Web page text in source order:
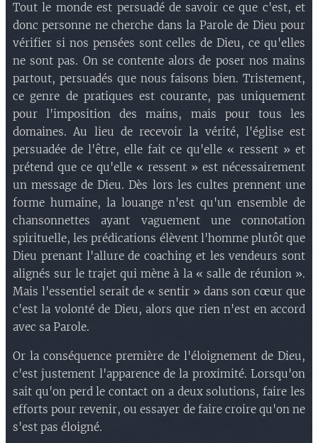
Tout le monde est persuadé de savoir ce que c'est, et
donc personne ne cherche dans la Parole de Dieu pour
vérifier si nos pensées sont celles de Dieu, ce qu'elles
ne sont pas. On se contente alors de poser nos mains
partout, persuadés que nous faisons bien. Tristement,
ce genre de pratiques est courante, pas uniquement
pour l'imposition des mains, mais pour tous les
domaines. Au lieu de recevoir la vérité, l'église est
persuadée de l'être, elle fait ce qu'elle « ressent » et
prétend que ce qu'elle « ressent » est nécessairement
un message de Dieu. Dès lors les cultes prennent une
forme humaine, la louange n'est qu'un ensemble de
chansonnettes ayant vaguement une connotation
spirituelle, les prédications élèvent l'homme plutôt que
Dieu prenant l'allure de coaching et les vendeurs sont
alignés sur le trajet qui mène à la « salle de réunion ».
Mais l'essentiel serait de « sentir » dans son cœur que
c'est la volonté de Dieu, alors que rien n'est en accord
avec sa Parole.
Or la conséquence première de l'éloignement de Dieu,
c'est justement l'apparence de la proximité. Lorsqu'on
sait qu'on perd le contact on a deux solutions, faire les
efforts pour revenir, ou essayer de faire croire qu'on ne
s'est pas éloigné.